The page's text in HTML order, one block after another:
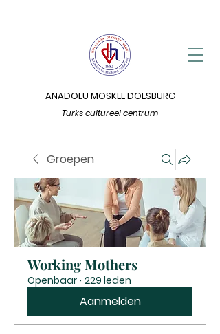
Turks cultureel centrum
ANADOLU MOSKEE DOESBURG
Groepen
Working Mothers
Openbaar · 229 leden
Aanmelden